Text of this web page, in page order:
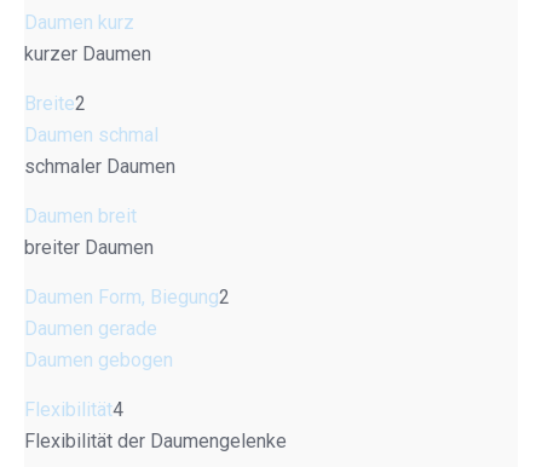
Daumen kurz
kurzer Daumen
Breite2
Daumen schmal
schmaler Daumen
Daumen breit
breiter Daumen
Daumen Form, Biegung2
Daumen gerade
Daumen gebogen
Flexibilität4
Flexibilität der Daumengelenke